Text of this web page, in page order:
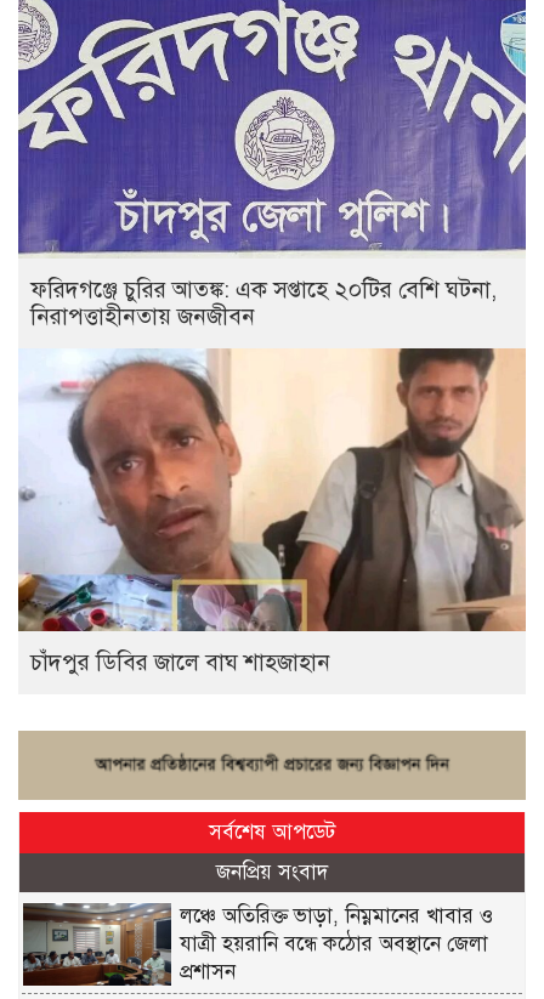
ফরিদগঞ্জে চুরির আতঙ্ক: এক সপ্তাহে ২০টির বেশি ঘটনা,
নিরাপত্তাহীনতায় জনজীবন
চাঁদপুর ডিবির জালে বাঘ শাহজাহান
সর্বশেষ আপডেট
জনপ্রিয় সংবাদ
লঞ্চে অতিরিক্ত ভাড়া, নিম্নমানের খাবার ও
যাত্রী হয়রানি বন্ধে কঠোর অবস্থানে জেলা
প্রশাসন